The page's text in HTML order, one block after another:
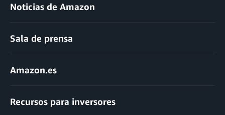
Noticias de Amazon
Sala de prensa
Amazon.es
Recursos para inversores